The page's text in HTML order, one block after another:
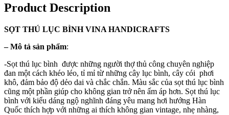
Product Description
SỌT THÚ LỤC BÌNH VINA HANDICRAFTS
–Mô tả sản phẩm:
-Sọt thú lục bình được những người thợ thủ công chuyên nghiệp
đan một cách khéo léo, tỉ mỉ từ những cây lục bình, cây cói phơi
khô, đảm bảo độ dẻo dai và chắc chắn. Màu sắc của sọt thú lục bình
cũng một phần giúp cho không gian trở nên ấm áp hơn. Sọt thú lục
bình với kiểu dáng ngộ nghĩnh đáng yêu mang hơi hướng Hàn
Quốc thích hợp với những ai thích không gian vintage, nhẹ nhàng,